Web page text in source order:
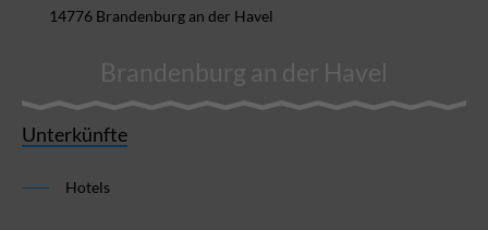
14776 Brandenburg an der Havel
Brandenburg an der Havel
Unterkünfte
Hotels